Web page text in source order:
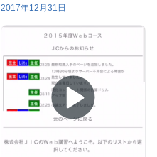
2017年12月31日